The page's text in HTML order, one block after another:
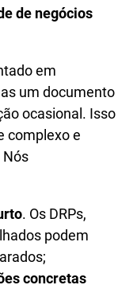
de negócios
em
um documento
ocasional. Isso
complexo e
Nós
. Os DRPs,
podem
concretas